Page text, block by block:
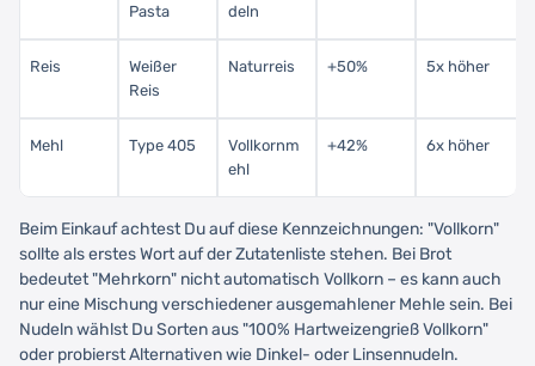
Pasta
deln
Reis
Weißer
Reis
Naturreis +50% 5x höher
Mehl Type 405
Vollkornm
ehl
+42% 6x höher
Beim Einkauf achtest Du auf diese Kennzeichnungen: "Vollkorn"
sollte als erstes Wort auf der Zutatenliste stehen. Bei Brot
bedeutet "Mehrkorn" nicht automatisch Vollkorn – es kann auch
nur eine Mischung verschiedener ausgemahlener Mehle sein. Bei
Nudeln wählst Du Sorten aus "100% Hartweizengrieß Vollkorn"
oder probierst Alternativen wie Dinkel- oder Linsennudeln.